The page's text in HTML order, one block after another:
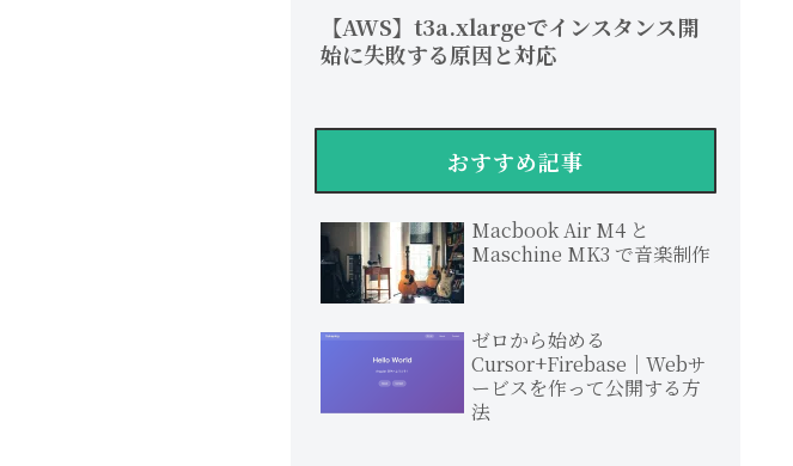
【AWS】t3a.xlargeでインスタンス開
始に失敗する原因と対応
おすすめ記事
Macbook Air M4 と
Maschine MK3 で音楽制作
ゼロから始める
Cursor+Firebase｜Webサ
ービスを作って公開する方
法